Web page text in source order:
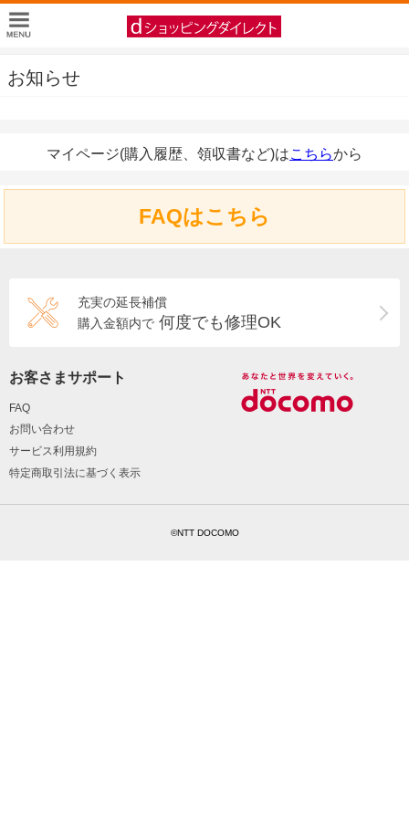
お知らせ
マイページ(購入履歴、領収書など)はこちらから
FAQはこちら
充実の延長補償
購入金額内で 何度でも修理OK
お客さまサポート
FAQ
お問い合わせ
サービス利用規約
特定商取引法に基づく表示
©NTT DOCOMO